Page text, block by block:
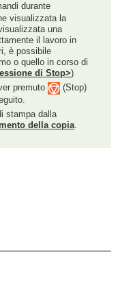
durante
visualizzata la
una
il lavoro in
è possibile
o quello in corso di
di Stop>)
premuto
(Stop)
stampa dalla
della copia.